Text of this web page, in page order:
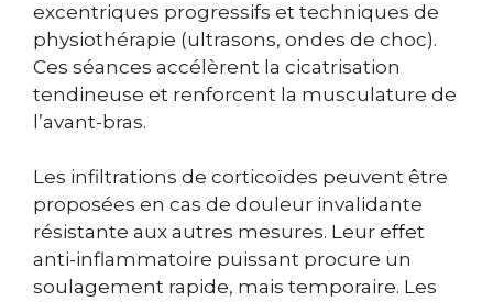
excentriques progressifs et techniques de
physiothérapie (ultrasons, ondes de choc).
Ces séances accélèrent la cicatrisation
tendineuse et renforcent la musculature de
l’avant-bras.
Les infiltrations de corticoïdes peuvent être
proposées en cas de douleur invalidante
résistante aux autres mesures. Leur effet
anti-inflammatoire puissant procure un
soulagement rapide, mais temporaire. Les